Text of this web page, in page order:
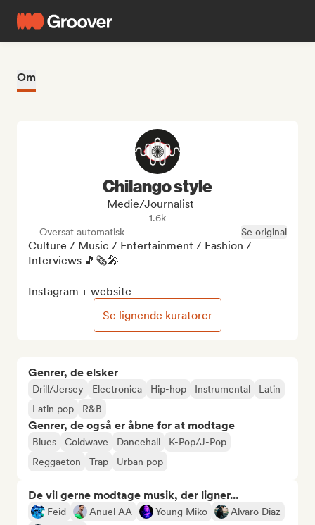
Om
Genrer, de elsker
Drill/Jersey Electronica Hip-hop Instrumental
Latin
Latin pop
R&B
Genrer, de også er åbne for at modtage
Blues Coldwave Dancehall
K-Pop/J-Pop
Reggaeton
Trap Urban pop
De vil gerne modtage musik, der ligner...
Feid Anuel AA Young Miko
Alvaro Diaz
Chilango style
Medie/journalist
1.6k
Oversat automatisk
Se original
Culture / Music / Entertainment / Fashion /
Interviews 🎵🗞️🎤
Instagram + website
Se lignende kuratorer